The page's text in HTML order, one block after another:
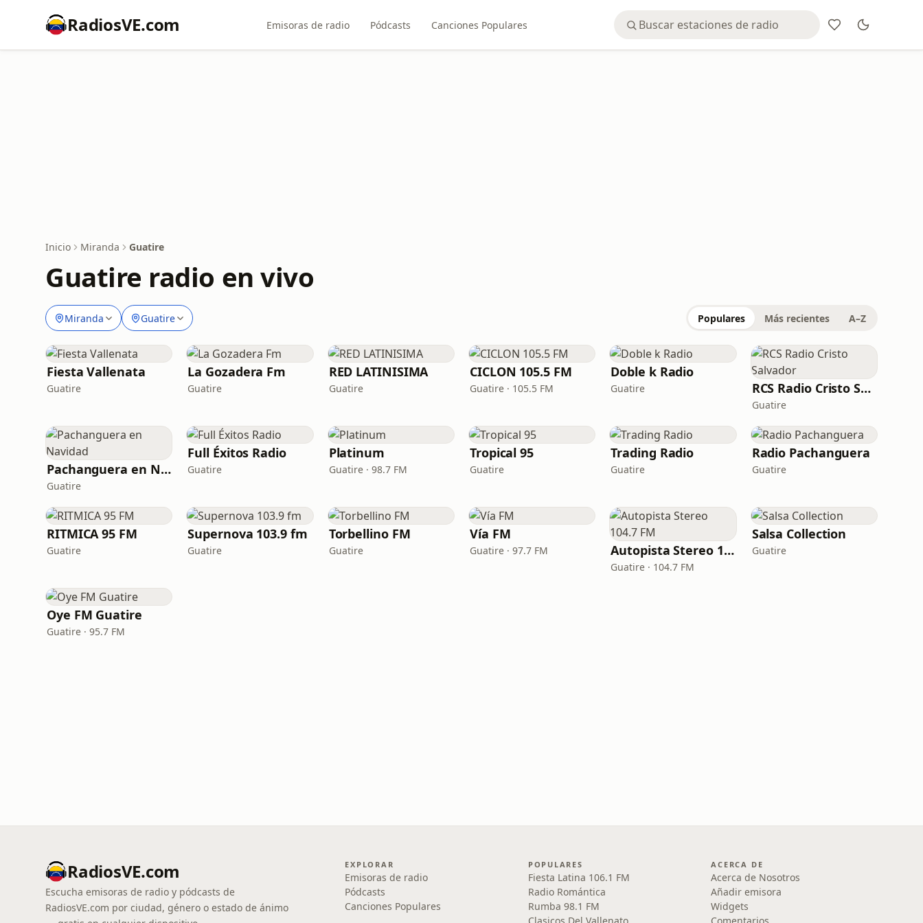
RadiosVE.com Emisoras de radio Pódcasts Canciones Populares
Inicio Miranda Guatire
Guatire radio en vivo
Miranda Guatire Populares Más recientes A–Z
Fiesta Vallenata
Guatire
La Gozadera Fm
Guatire
RED LATINISIMA
Guatire
CICLON 105.5 FM
Guatire · 105.5 FM
Doble k Radio
Guatire RCS Radio Cristo Salvador
Guatire
Pachanguera en Navidad
Guatire
Full Éxitos Radio
Guatire
Platinum
Guatire · 98.7 FM
Tropical 95
Guatire
Trading Radio
Guatire
Radio Pachanguera
Guatire
RITMICA 95 FM
Guatire
Supernova 103.9 fm
Guatire
Torbellino FM
Guatire
Vía FM
Guatire · 97.7 FM Autopista Stereo 104.7 FM
Guatire · 104.7 FM
Salsa Collection
Guatire
Oye FM Guatire
Guatire · 95.7 FM
RadiosVE.com
Escucha emisoras de radio y pódcasts de
RadiosVE.com por ciudad, género o estado de ánimo
EXPLORAR
Emisoras de radio
Pódcasts
Canciones Populares
POPULARES
Fiesta Latina 106.1 FM
Radio Romántica
Rumba 98.1 FM
ACERCA DE
Acerca de Nosotros
Añadir emisora
Widgets